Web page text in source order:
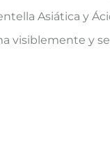
Asiática y
visiblemente y